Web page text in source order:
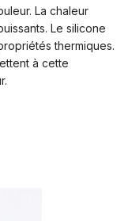
La chaleur
Le silicone
thermiques.
à cette